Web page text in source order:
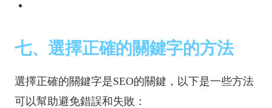
七、選擇正確的關鍵字的方法
選擇正確的關鍵字是SEO的關鍵，以下是一些方法
可以幫助避免錯誤和失敗：